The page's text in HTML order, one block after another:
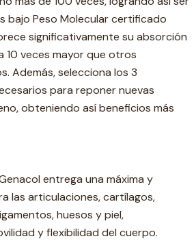
bajo Peso Molecular certificado
significativamente su absorción
10 veces mayor que otros
Además, selecciona los 3
para reponer nuevas
obteniendo así beneficios más
entrega una máxima y
las articulaciones, cartílagos,
huesos y piel,
y flexibilidad del cuerpo.